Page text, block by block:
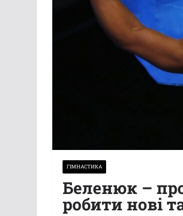
ГІМНАСТИКА
Беленюк –
робити нові